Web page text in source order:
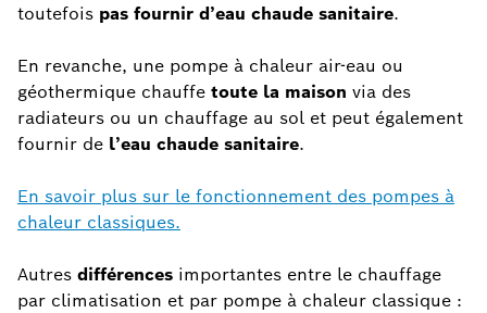
toutefois pas fournir d’eau chaude sanitaire.
En revanche, une pompe à chaleur air-eau ou
géothermique chauffe toute la maison via des
radiateurs ou un chauffage au sol et peut également
fournir de l’eau chaude sanitaire.
En savoir plus sur le fonctionnement des pompes à
chaleur classiques.
Autres différences importantes entre le chauffage
par climatisation et par pompe à chaleur classique :